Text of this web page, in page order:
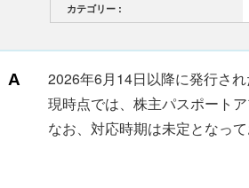
カテゴリー :
2026年6月14日以降に発行さ
現時点では、株主パスポート
なお、対応時期は未定となって